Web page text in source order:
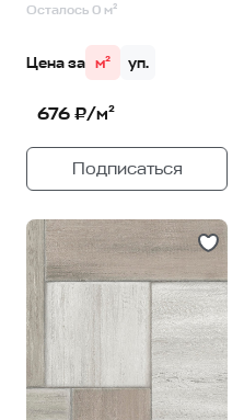
Осталось 0 м²
Цена за м² уп.
676 ₽/м²
Подписаться